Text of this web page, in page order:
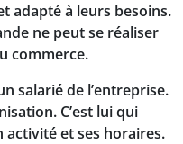
adapté à leurs besoins.
ne peut se réaliser
commerce.
salarié de l’entreprise.
C’est lui qui
activité et ses horaires.